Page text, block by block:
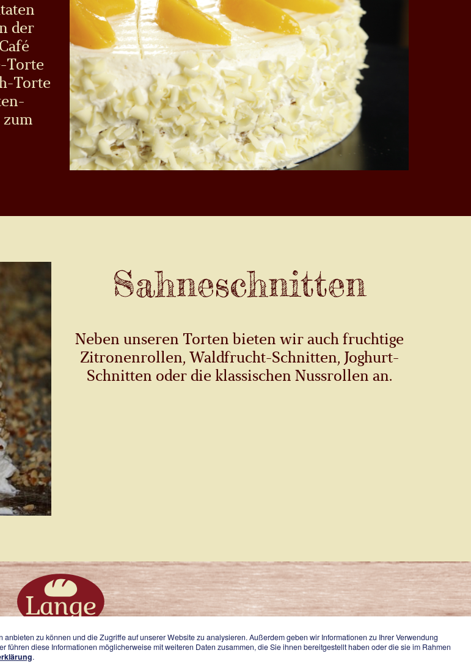
der
Torte
Torte
zum
Sahneschnitten
Neben unseren Torten bieten wir auch fruchtige
Zitronenrollen, Waldfrucht-Schnitten, Joghurt-
Schnitten oder die klassischen Nussrollen an.
zu können und die Zugriffe auf unserer Website zu analysieren. Außerdem geben wir Informationen zu Ihrer Verwendung
diese Informationen möglicherweise mit weiteren Daten zusammen, die Sie ihnen bereitgestellt haben oder die sie im Rahmen
.